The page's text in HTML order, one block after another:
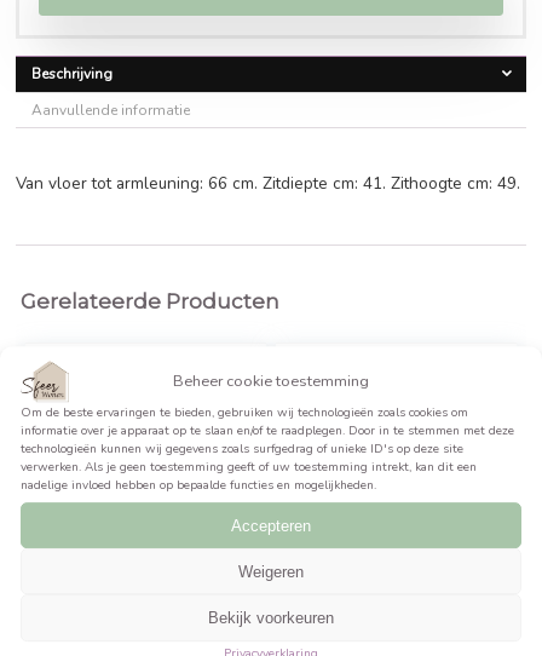
€266,95Oorspronkelijke
prijs
was:
€266,95.
€199,95 Huidige
prijs
is:
€199,95.
BEKIJK PRODUCT >>
Van vloer tot armleuning: 66 cm. Zitdiepte cm: 41.
Gerelateerde Producten